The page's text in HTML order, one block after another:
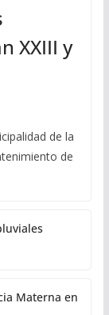
XXIII y
de la
de
Materna en